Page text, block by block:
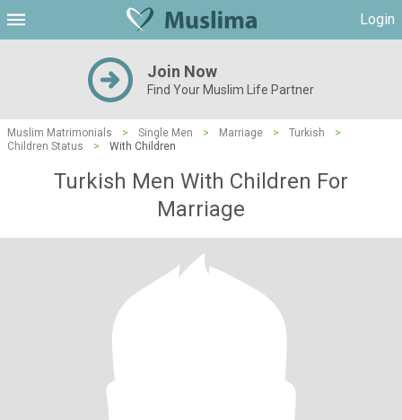
Login
Join Now
Find Your Muslim Life Partner
Muslim Matrimonials > Single Men > Marriage > Turkish
>
Children Status
> With Children
Turkish Men With Children For
Marriage